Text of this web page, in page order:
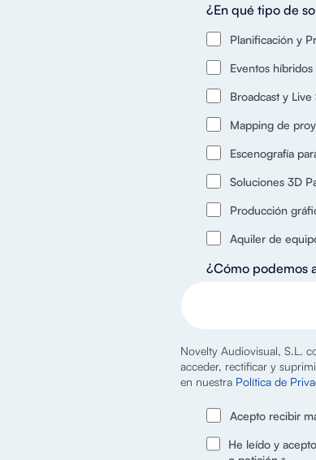
¿En qué tipo de
Planificación y
Eventos
Broadcast y
Mapping de
Escenografía
Soluciones 3D
Producción
Aquiler de
¿Cómo podemos
Novelty Audiovisual, S.L.
acceder, rectificar y
en nuestra Política de
Acepto recibir
He leído y